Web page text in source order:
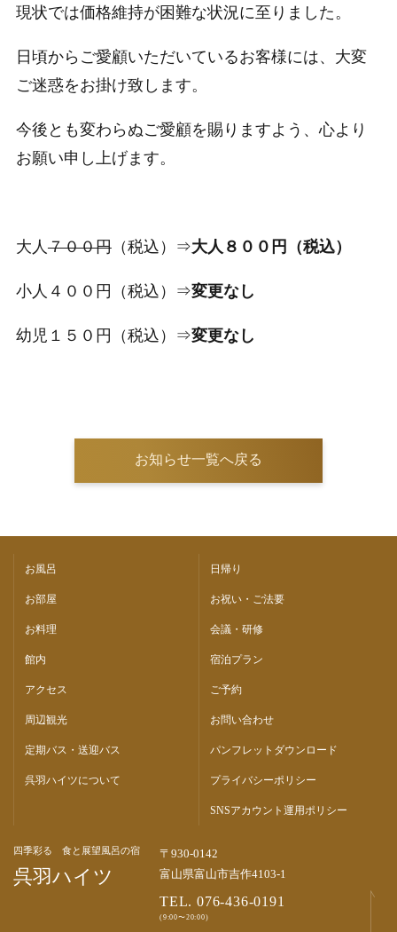
現状では価格維持が困難な状況に至りました。
日頃からご愛顧いただいているお客様には、大変
ご迷惑をお掛け致します。
今後とも変わらぬご愛顧を賜りますよう、心より
お願い申し上げます。
大人７００円（税込）⇒大人８００円（税込）
小人４００円（税込）⇒変更なし
幼児１５０円（税込）⇒変更なし
お知らせ一覧へ戻る
四季彩る 食と展望風呂の宿
呉羽ハイツ
〒930-0142
富山県富山市吉作4103-1
TEL. 076-436-0191
(9:00〜20:00)
お風呂
お部屋
お料理
館内
日帰り
お祝い・ご法要
会議・研修
宿泊プラン
アクセス
周辺観光
定期バス・送迎バス
呉羽ハイツについて
ご予約
お問い合わせ
パンフレットダウンロード
プライバシーポリシー
SNSアカウント運用ポリシー